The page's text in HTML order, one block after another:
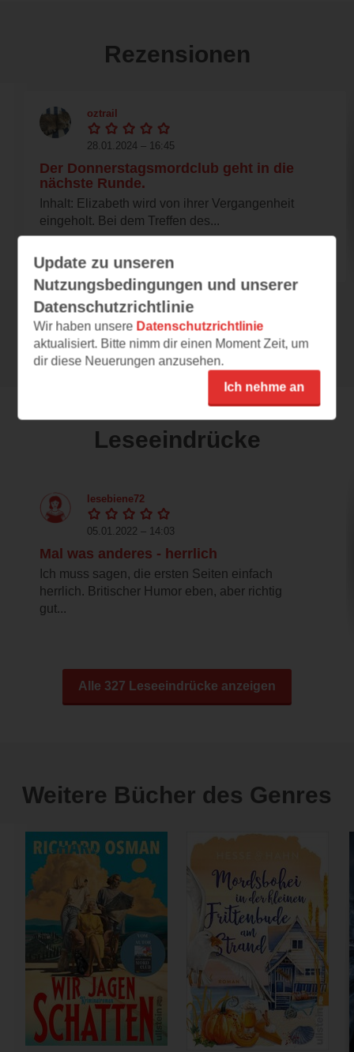
Rezensionen
oztrail
28.01.2024 – 16:45
Der Donnerstagsmordclub geht in die
nächste Runde.
Inhalt: Elizabeth wird von ihrer Vergangenheit
eingeholt. Bei dem Treffen des...
Alle 160 Rezensionen anzeigen
Leseeindrücke
lesebiene72
05.01.2022 – 14:03
Mal was anderes - herrlich
Ich muss sagen, die ersten Seiten einfach
herrlich. Britischer Humor eben, aber richtig
gut...
Alle 327 Leseeindrücke anzeigen
Weitere Bücher des Genres
Update zu unseren
Nutzungsbedingungen und unserer
Datenschutzrichtlinie
Wir haben unsere Datenschutzrichtlinie
aktualisiert. Bitte nimm dir einen Moment Zeit, um
dir diese Neuerungen anzusehen.
Ich nehme an